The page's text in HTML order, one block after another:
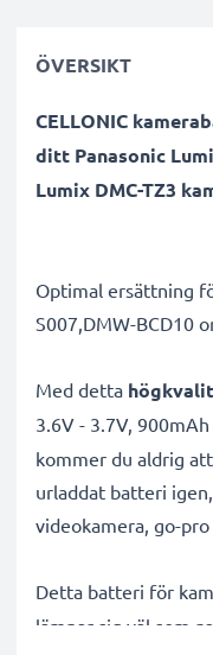
ÖVERSIKT
CELLONIC
ditt Panasonic
Lumix DMC-TZ3
Optimal ersättning
S007,DMW-BCD10
Med detta
3.6V - 3.7V,
kommer du aldrig
urladdat batteri
videokamera, go-
Detta batteri för
lämpar sig väl som